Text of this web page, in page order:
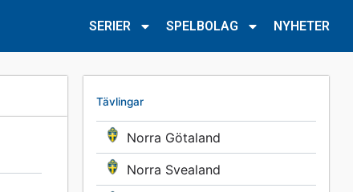
SERIER SPELBOLAG NYHETER
Tävlingar
Norra Götaland
Norra Svealand